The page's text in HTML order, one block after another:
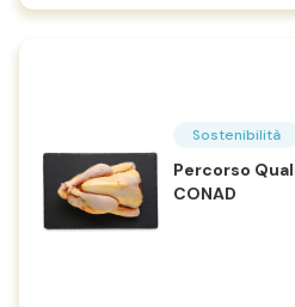
Sostenibilità
Percorso
CONAD